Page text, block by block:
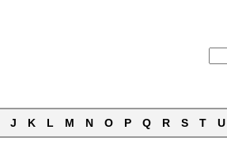
J K L M N O P Q R S T U